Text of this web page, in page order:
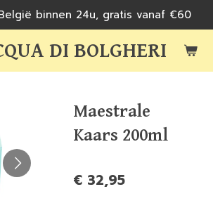
DI BOLGHERI
binnen 24u, gratis vanaf €60
Maestrale
Kaars 200ml
€ 32,95